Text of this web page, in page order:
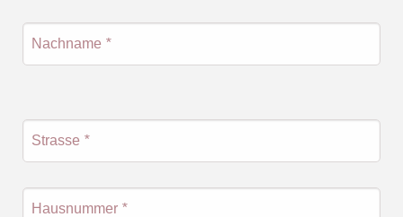
Nachname *
Strasse *
Hausnummer *